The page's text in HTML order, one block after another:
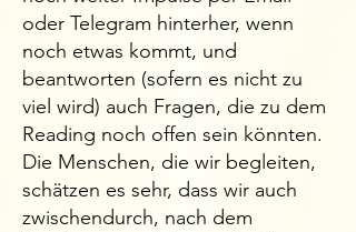
oder Telegram hinterher, wenn
noch etwas kommt, und
beantworten (sofern es nicht zu
viel wird) auch Fragen, die zu dem
Reading noch offen sein könnten.
Die Menschen, die wir begleiten,
schätzen es sehr, dass wir auch
zwischendurch, nach dem